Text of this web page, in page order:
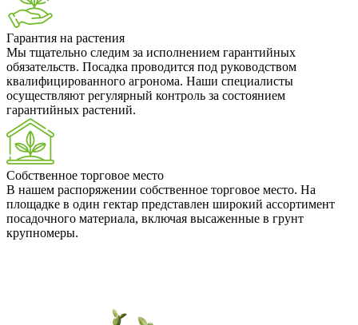
Гарантия на растения
Мы тщательно следим за исполнением гарантийных
обязательств. Посадка проводится под руководством
квалифицированного агронома. Наши специалисты
осуществляют регулярный контроль за состоянием
гарантийных растений.
Собственное торговое место
В нашем распоряжении собственное торговое место. На
площадке в один гектар представлен широкий ассортимент
посадочного материала, включая высаженные в грунт
крупномеры.